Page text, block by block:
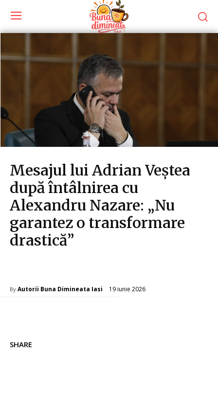
Mesajul lui Adrian Veștea
după întâlnirea cu
Alexandru Nazare: „Nu
garantez o transformare
drastică”
By Autorii Buna Dimineata Iasi 19 iunie 2026
SHARE